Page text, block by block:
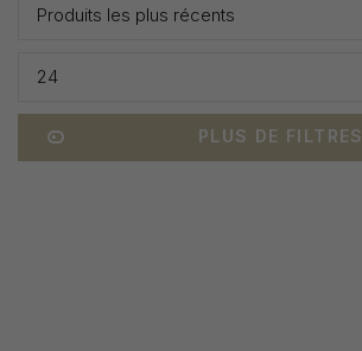
Produits les plus récents
24
PLUS DE FILTRES